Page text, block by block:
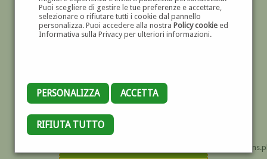
Puoi scegliere di gestire le tue preferenze e accettare,
selezionare o rifiutare tutti i cookie dal pannello
personalizza. Puoi accedere alla nostra Policy cookieed
Informativa sulla Privacy per ulteriori informazioni.
PERSONALIZZA ACCETTA
RIFIUTA TUTTO
/var/www/cms.netsnap.it/web/admin/includes/